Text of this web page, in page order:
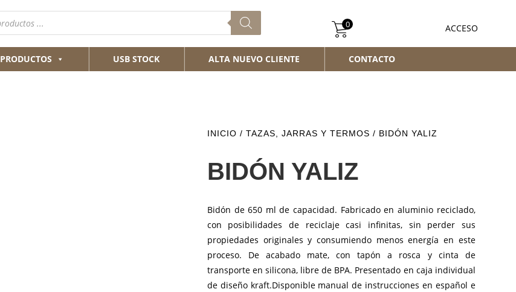
ACCESO
0
PRODUCTOS USB STOCK ALTA NUEVO CLIENTE CONTACTO
INICIO / TAZAS, JARRAS Y TERMOS / BIDÓN YALIZ
BIDÓN YALIZ
Bidón de 650 ml de capacidad. Fabricado en aluminio reciclado,
con posibilidades de reciclaje casi infinitas, sin perder sus
propiedades originales y consumiendo menos energía en este
proceso. De acabado mate, con tapón a rosca y cinta de
transporte en silicona, libre de BPA. Presentado en caja individual
de diseño kraft.Disponible manual de instrucciones en español e